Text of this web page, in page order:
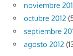
noviembre
octubre 2012
septiembre
agosto 2012